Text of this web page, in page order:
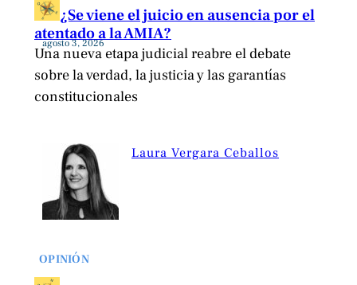
¿Se viene el juicio en ausencia por el
atentado a la AMIA?
agosto 3, 2026
Una nueva etapa judicial reabre el debate
sobre la verdad, la justicia y las garantías
constitucionales
Laura Vergara Ceballos
OPINIÓN